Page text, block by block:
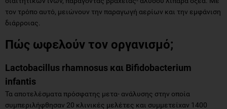
τον τρόπο αυτό, μειώνουν την παραγωγή αερίων και την εμφάνιση
διάρροιας.
Πώς ωφελούν τον οργανισμό;
Lactobacillus rhamnosus και Bifidobacterium
infantis
Τα αποτελέσματα πρόσφατης μετα- ανάλυσης στην οποία
συμπεριλήφθησαν 20 κλινικές μελέτες και συμμετείχαν 1400